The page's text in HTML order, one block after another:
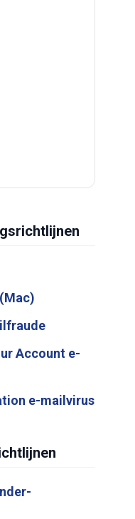
Account e-
e-mailvirus